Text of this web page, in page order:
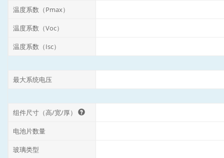
温度系数（Pmax）
温度系数（Voc）
温度系数（Isc）
最大系统电压
组件尺寸（高/宽/厚）
电池片数量
玻璃类型